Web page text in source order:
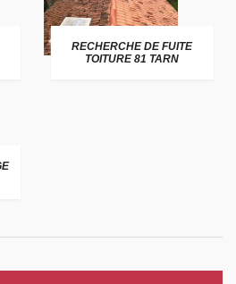
RECHERCHE DE FUITE
TOITURE 81 TARN